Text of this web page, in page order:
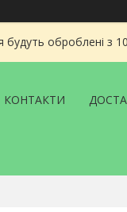
оброблені з
КОНТАКТИ